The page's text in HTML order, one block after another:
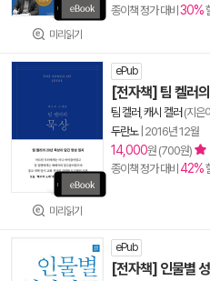
미리읽기
종이책 정가 대비 30%
미리읽기
ePub
[전자책] 팀 켈러
팀 켈러 캐시 켈러 (지은
두란노| 2016년 12월
14,000원 (700원)
종이책 정가 대비 42%
ePub
[전자책] 인물별